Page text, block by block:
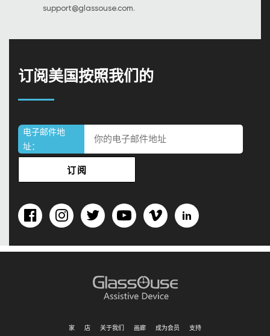
support@glassouse.com.
订阅美国按照我们的
电子邮件地
址：
家 店 关于我们 画廊 成为会员 支持